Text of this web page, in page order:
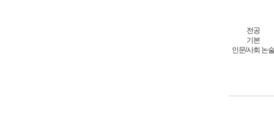
전공
기본
인문/사회 논술